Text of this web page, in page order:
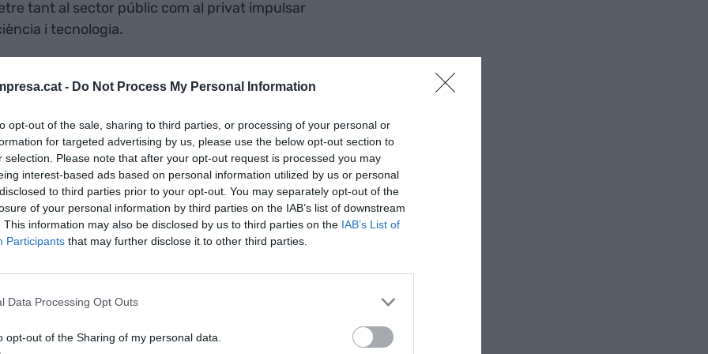
- Do Not Process My Personal Information
opt-out of the sale, sharing to third parties, or processing of your personal or
for targeted advertising by us, please use the below opt-out section to
selection. Please note that after your opt-out request is processed you may
interest-based ads based on personal information utilized by us or personal
to third parties prior to your opt-out. You may separately opt-out of the
of your personal information by third parties on the IAB’s list of downstream
This information may also be disclosed by us to third parties on the IAB’s List of
Participants that may further disclose it to other third parties.
Data Processing Opt Outs
opt-out of the Sharing of my personal data.
tant al sector públic com al privat impulsar
i tecnologia.
opten a
de
IA
ampliació de la capacitat de supercomputació
5, que es veurà equipat amb tecnologia
l’entrenament i el desenvolupament de models
dissenyada per la Comissió